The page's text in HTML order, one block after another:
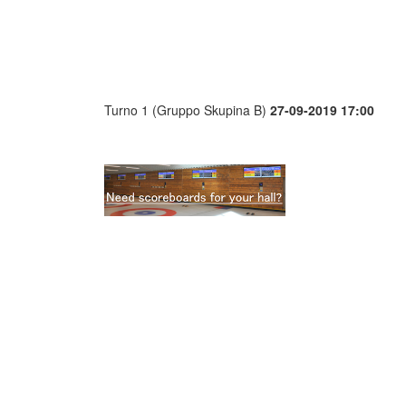
Turno 1 (Gruppo Skupina B) 27-09-2019 17:00